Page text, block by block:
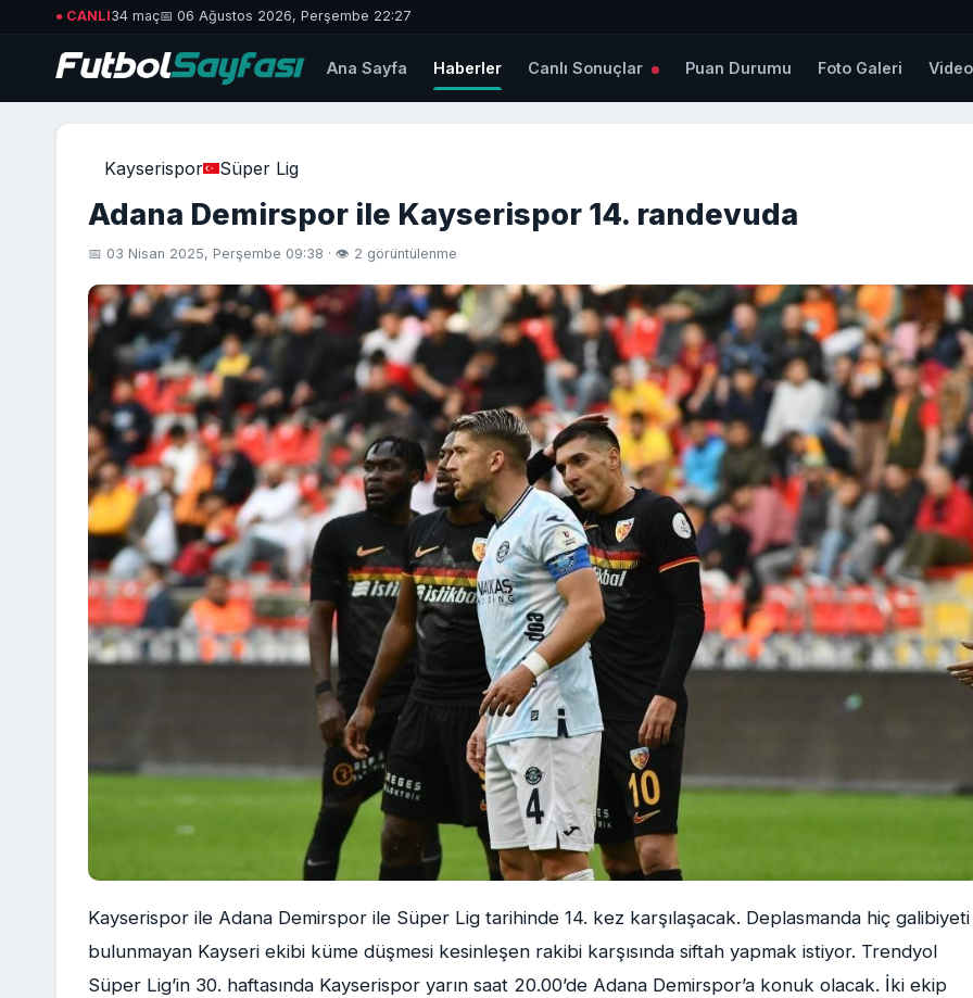
● CANLI34 maç📅 06 Ağustos 2026, Perşembe 22:27
Ana Sayfa Haberler Canlı Sonuçlar Puan Durumu Foto Galeri Video
Kayserispor Süper Lig
Adana Demirspor ile Kayserispor 14. randevuda
📅 03 Nisan 2025, Perşembe 09:38 · 👁 2 görüntülenme
Kayserispor ile Adana Demirspor ile Süper Lig tarihinde 14. kez karşılaşacak. Deplasmanda hiç galibiyeti
bulunmayan Kayseri ekibi küme düşmesi kesinleşen rakibi karşısında siftah yapmak istiyor. Trendyol
Süper Lig’in 30. haftasında Kayserispor yarın saat 20.00’de Adana Demirspor’a konuk olacak. İki ekip